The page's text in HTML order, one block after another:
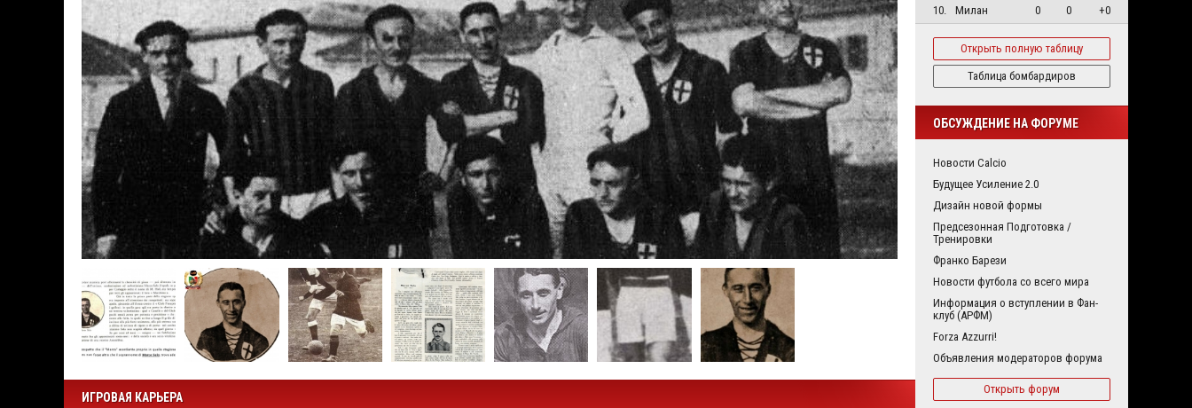
ИГРОВАЯ КАРЬЕРА
10.
Милан 0 0 +0
Открыть полную таблицу
Таблица бомбардиров
ОБСУЖДЕНИЕ НА ФОРУМЕ
Новости Calcio
Будущее Усиление 2.0
Дизайн новой формы
Предсезонная Подготовка /
Тренировки
Франко Барези
Новости футбола со всего мира
Информация о вступлении в Фан-
клуб (АРФМ)
Forza Azzurri!
Объявления модераторов форума
Открыть форум